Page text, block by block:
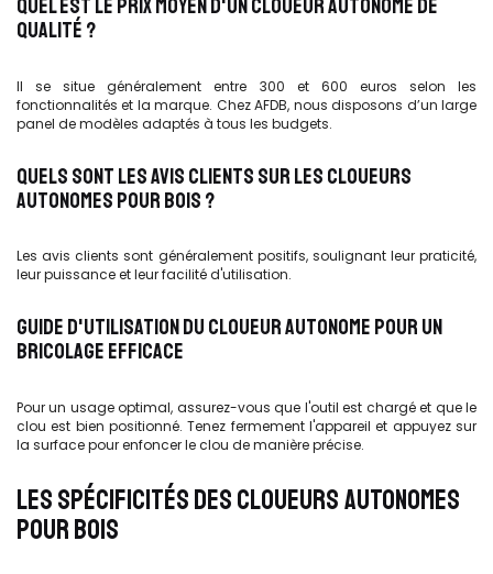
QUEL EST LE PRIX MOYEN D'UN CLOUEUR AUTONOME DE
QUALITÉ ?
Il se situe généralement entre 300 et 600 euros selon les
fonctionnalités et la marque. Chez AFDB, nous disposons d’un large
panel de modèles adaptés à tous les budgets.
QUELS SONT LES AVIS CLIENTS SUR LES CLOUEURS
AUTONOMES POUR BOIS ?
Les avis clients sont généralement positifs, soulignant leur praticité,
leur puissance et leur facilité d'utilisation.
GUIDE D'UTILISATION DU CLOUEUR AUTONOME POUR UN
BRICOLAGE EFFICACE
Pour un usage optimal, assurez-vous que l'outil est chargé et que le
clou est bien positionné. Tenez fermement l'appareil et appuyez sur
la surface pour enfoncer le clou de manière précise.
LES SPÉCIFICITÉS DES CLOUEURS AUTONOMES
POUR BOIS